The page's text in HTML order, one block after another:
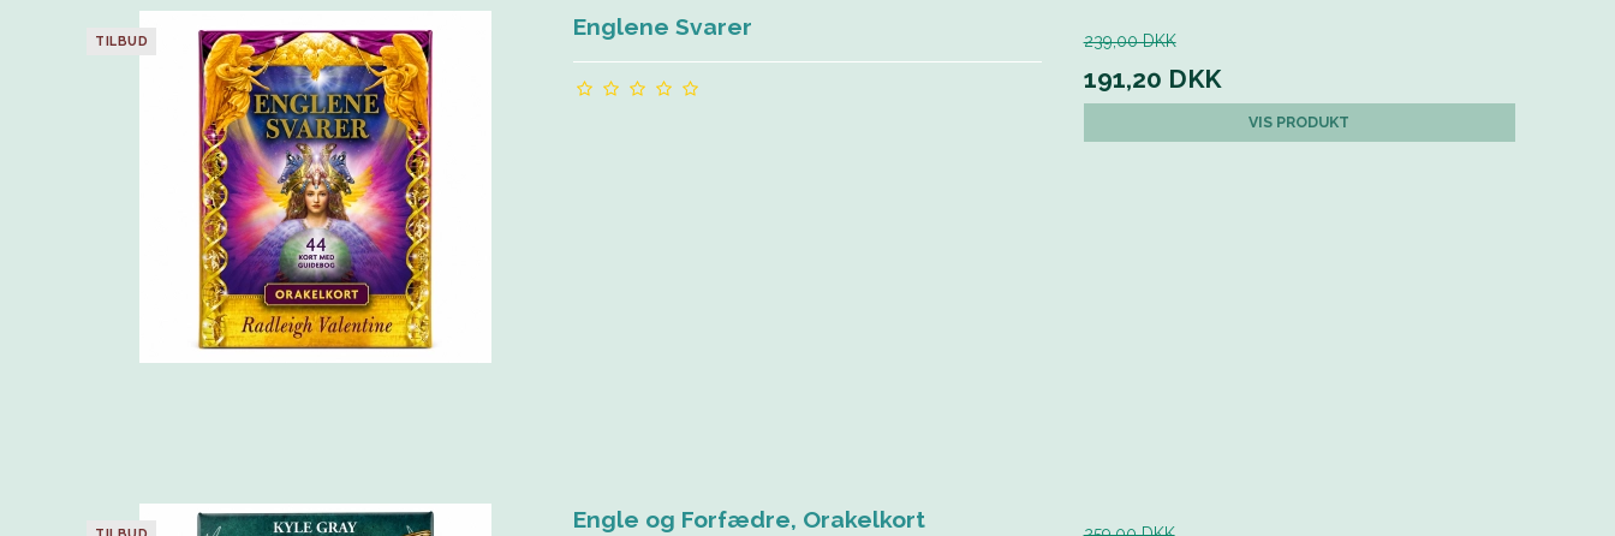
TILBUD Englene Svarer 239,00 DKK
191,20 DKK
VIS PRODUKT
TILBUD Engle og Forfædre, Orakelkort